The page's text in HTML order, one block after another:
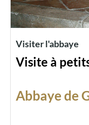
Visiter l'abbaye
Visite à
Abbaye de